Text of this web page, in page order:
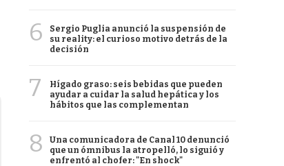
6
Sergio Puglia anunció la suspensión de
su reality: el curioso motivo detrás de la
decisión
7
Hígado graso: seis bebidas que pueden
ayudar a cuidar la salud hepática y los
hábitos que las complementan
8
Una comunicadora de Canal 10 denunció
que un ómnibus la atropelló, lo siguió y
enfrentó al chofer: "En shock"